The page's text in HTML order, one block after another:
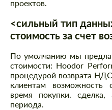
проектов.
<сильный тип
стоимость за счет
По умолчанию мы
стоимости: Hoodor
процедурой возврата
клиентам возможность
время покупки.
периода.